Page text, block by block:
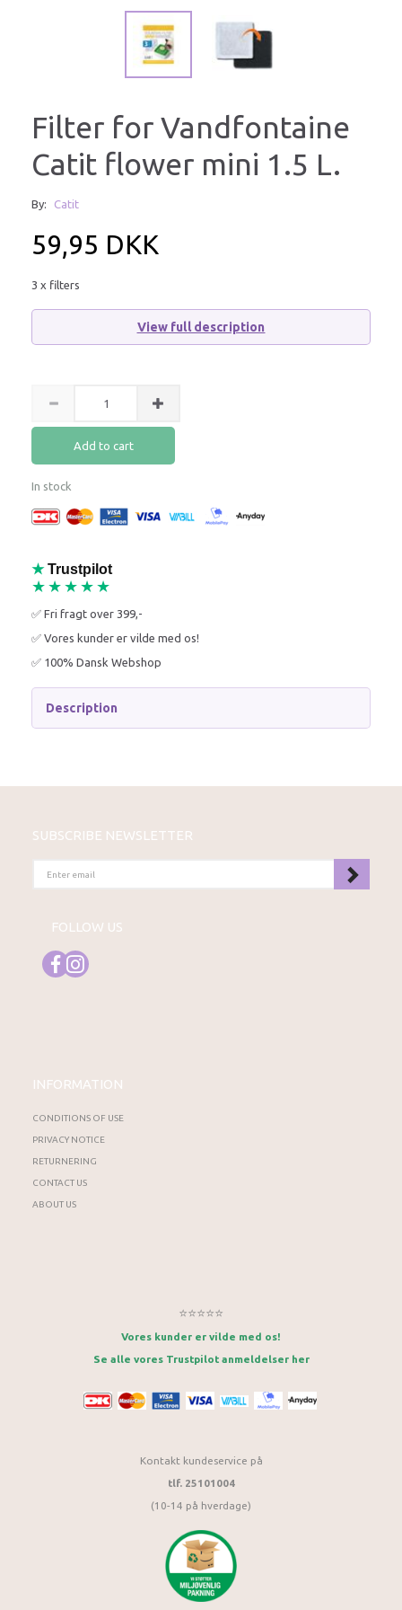
Filter for Vandfontaine
Catit flower mini 1.5 L.
By: Catit
59,95 DKK
3 x filters
View full description
Add to cart
In stock
★ Trustpilot
★★★★★
✅ Fri fragt over 399,-
✅ Vores kunder er vilde med os!
✅ 100% Dansk Webshop
Description
SUBSCRIBE NEWSLETTER
EMAIL
FOLLOW US
INFORMATION
CONDITIONS OF USE
PRIVACY NOTICE
RETURNERING
CONTACT US
ABOUT US
⭐⭐⭐⭐⭐
Vores kunder er vilde med os!
Se alle vores Trustpilot anmeldelser her
Kontakt kundeservice på
tlf. 25101004
(10-14 på hverdage)